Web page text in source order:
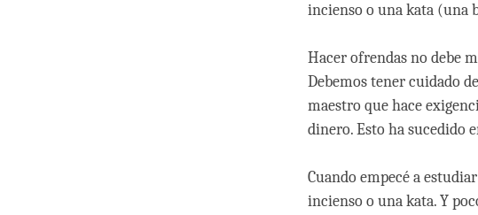
incienso o una kata (una
Hacer ofrendas no debe
Debemos tener cuidado
maestro que hace
dinero. Esto ha sucedido
Cuando empecé a
incienso o una kata. Y